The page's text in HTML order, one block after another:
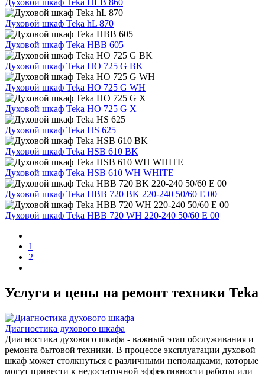
Духовой шкаф Teka hL 870
Духовой шкаф Teka HBB 605
Духовой шкаф Teka HO 725 G BK
Духовой шкаф Teka HO 725 G WH
Духовой шкаф Teka HO 725 G X
Духовой шкаф Teka HS 625
Духовой шкаф Teka HSB 610 BK
Духовой шкаф Teka HSB 610 WH WHITE
Духовой шкаф Teka HBB 720 BK 220-240 50/60 E 00
Духовой шкаф Teka HBB 720 WH 220-240 50/60 E 00
1
2
Услуги и цены на ремонт техники Teka
Диагностика духового шкафа
Диагностика духового шкафа - важный этап обслуживания и
ремонта бытовой техники. В процессе эксплуатации духовой
шкаф может столкнуться с различными неполадками, которые
могут привести к недостаточной эффективности работы или